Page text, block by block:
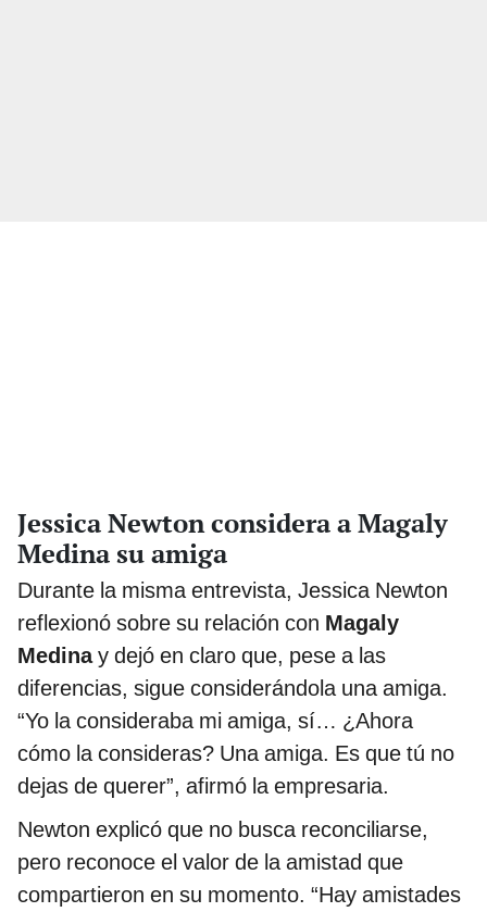
Jessica Newton considera a Magaly
Medina su amiga
Durante la misma entrevista, Jessica Newton
reflexionó sobre su relación con Magaly
Medinay dejó en claro que, pese a las
diferencias, sigue considerándola una amiga.
“Yo la consideraba mi amiga, sí… ¿Ahora
cómo la consideras? Una amiga. Es que tú no
dejas de querer”, afirmó la empresaria.
Newton explicó que no busca reconciliarse,
pero reconoce el valor de la amistad que
compartieron en su momento. “Hay amistades